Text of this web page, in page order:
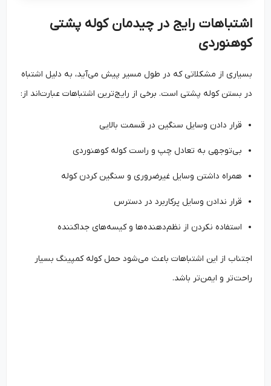
اشتباهات رایج در چیدمان کوله پشتی
کوهنوردی
بسیاری از مشکلاتی که در طول مسیر پیش می‌آید، به دلیل اشتباه
در بستن کوله پشتی است. برخی از رایج‌ترین اشتباهات عبارت‌اند از:
قرار دادن وسایل سنگین در قسمت بالایی
بی‌توجهی به تعادل چپ و راست کوله کوهنوردی
همراه داشتن وسایل غیرضروری و سنگین کردن کوله
قرار ندادن وسایل پرکاربرد در دسترس
استفاده نکردن از نظم‌دهنده‌ها و کیسه‌های جداکننده
اجتناب از این اشتباهات باعث می‌شود حمل کوله کمپینگ بسیار
راحت‌تر و ایمن‌تر باشد.